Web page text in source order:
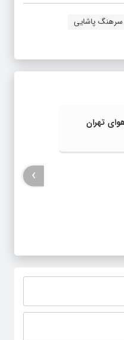
سرهنگ پاشایی
تهران
›